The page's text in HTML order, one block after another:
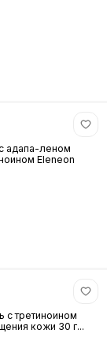
адапа-леном
Eleneon
с третиноином
кожи 30 г...